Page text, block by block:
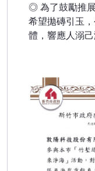
◎為了鼓勵推
希望拋磚引玉
體，響應人溺